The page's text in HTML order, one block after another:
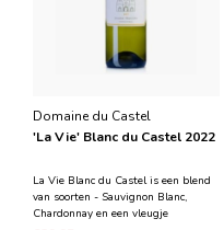
Domaine du Castel
'La Vie' Blanc du Castel 2022
La Vie Blanc du Castel is een blend
van soorten - Sauvignon Blanc,
Chardonnay en een vleugje